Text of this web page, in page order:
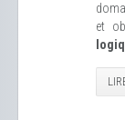
et